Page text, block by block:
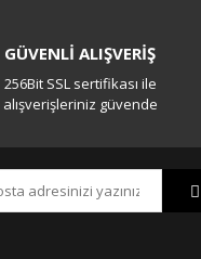
GÜVENLİ ALIŞVERİŞ
256Bit SSL sertifikası ile
alışverişleriniz güvende